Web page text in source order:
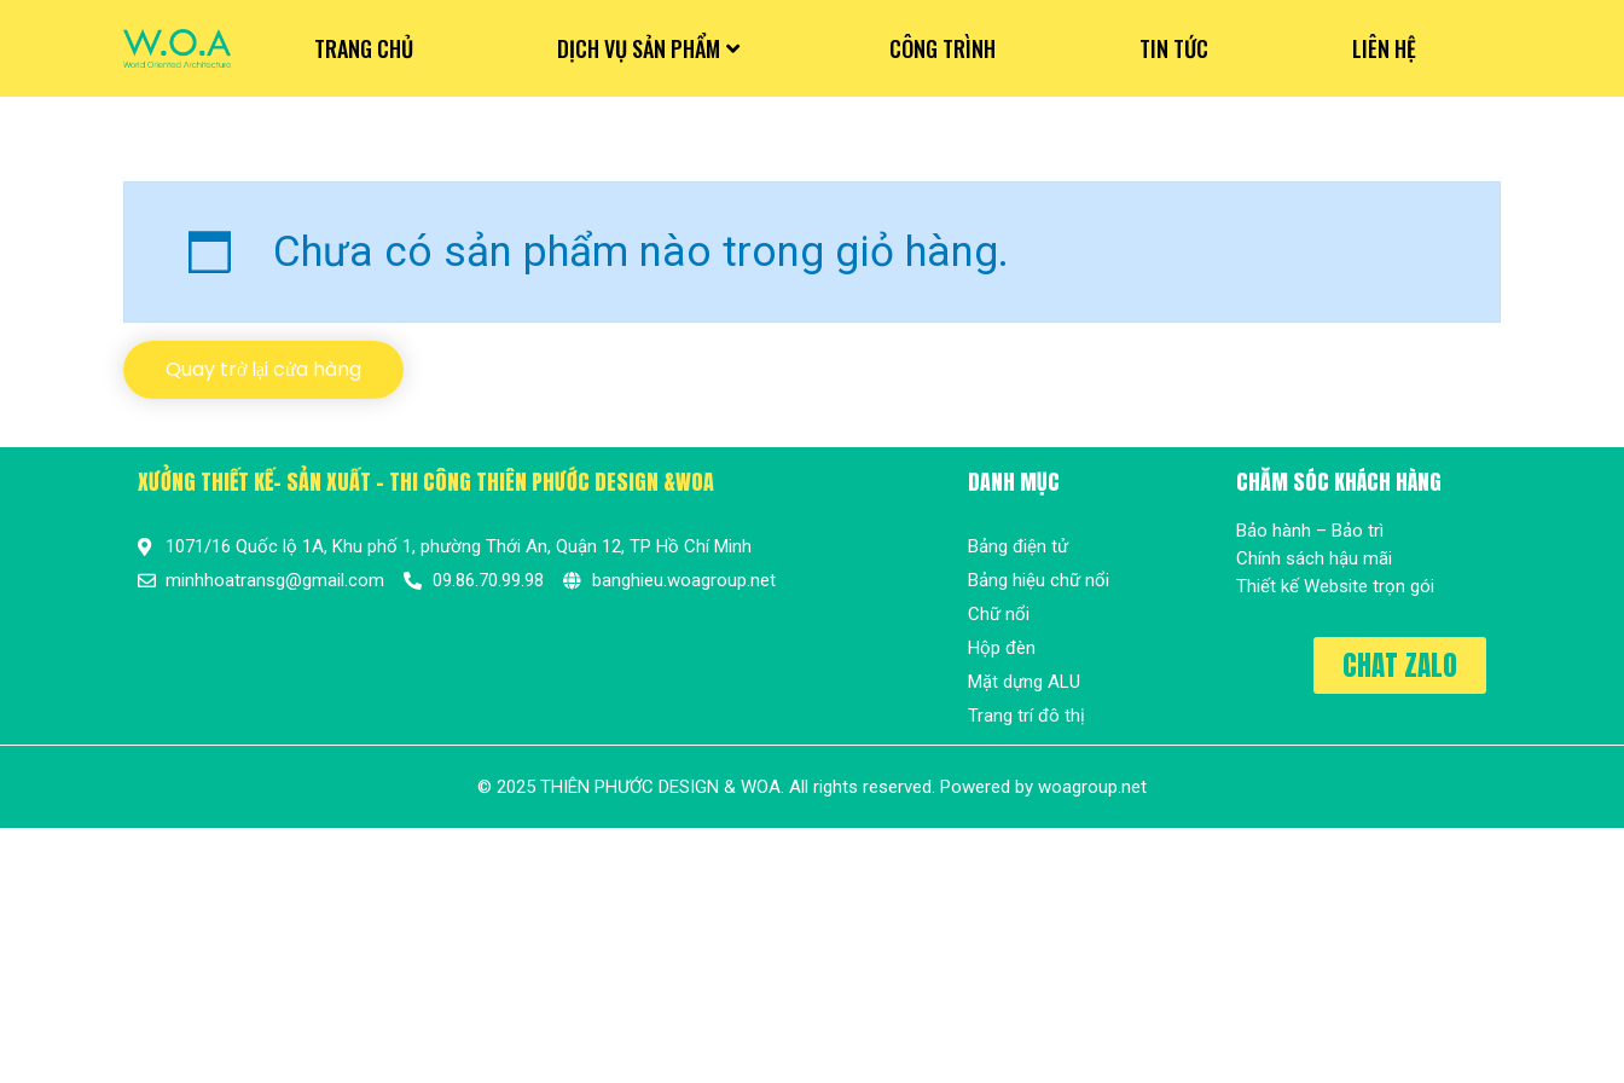
TRANG CHỦ DỊCH VỤ SẢN PHẨM CÔNG TRÌNH TIN TỨC LIÊN HỆ
Chưa có sản phẩm nào trong giỏ hàng.
Quay trở lại cửa hàng
XƯỞNG THIẾT KẾ- SẢN XUẤT - THI CÔNG THIÊN PHƯỚC DESIGN &WOA
1071/16 Quốc lộ 1A, Khu phố 1, phường Thới An, Quận 12, TP Hồ Chí Minh
minhhoatransg@gmail.com
09.86.70.99.98 banghieu.woagroup.net
DANH MỤC
Bảng điện tử
Bảng hiệu chữ nổi
Chữ nổi
Hộp đèn
Mặt dựng ALU
Trang trí đô thị
CHĂM SÓC KHÁCH HÀNG
Bảo hành – Bảo trì
Chính sách hậu mãi
Thiết kế Website trọn gói
CHAT ZALO
© 2025 THIÊN PHƯỚC DESIGN & WOA. All rights reserved. Powered by woagroup.net